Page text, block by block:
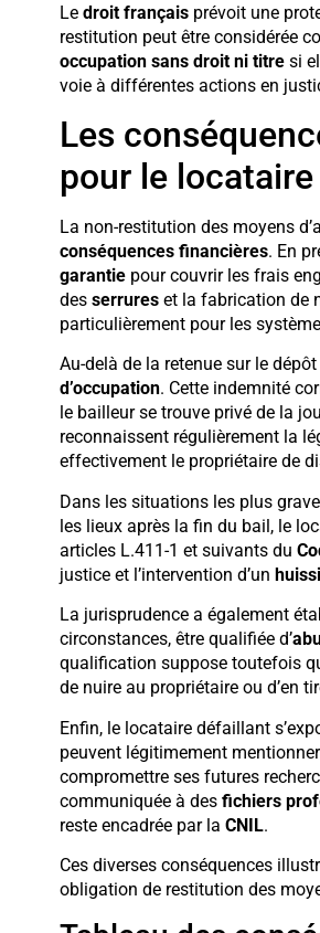
Le droit françaisprévoit une
restitution peut être considérée
occupation sans droit ni titresi
voie à différentes actions en
Les
pour le locataire
La non-restitution des moyens
conséquences financières. En
garantiepour couvrir les frais
des serrureset la fabrication de
particulièrement pour les
Au-delà de la retenue sur le
d’occupation. Cette indemnité
le bailleur se trouve privé de la
reconnaissent régulièrement la
effectivement le propriétaire de
Dans les situations les plus
les lieux après la fin du bail, le
articles L.411-1 et suivants du
justice et l’intervention d’un
La jurisprudence a également
circonstances, être qualifiée d’
qualification suppose toutefois
de nuire au propriétaire ou d’en
Enfin, le locataire défaillant
peuvent légitimement
compromettre ses futures
communiquée à des fichiers
reste encadrée par la CNIL.
Ces diverses conséquences
obligation de restitution des